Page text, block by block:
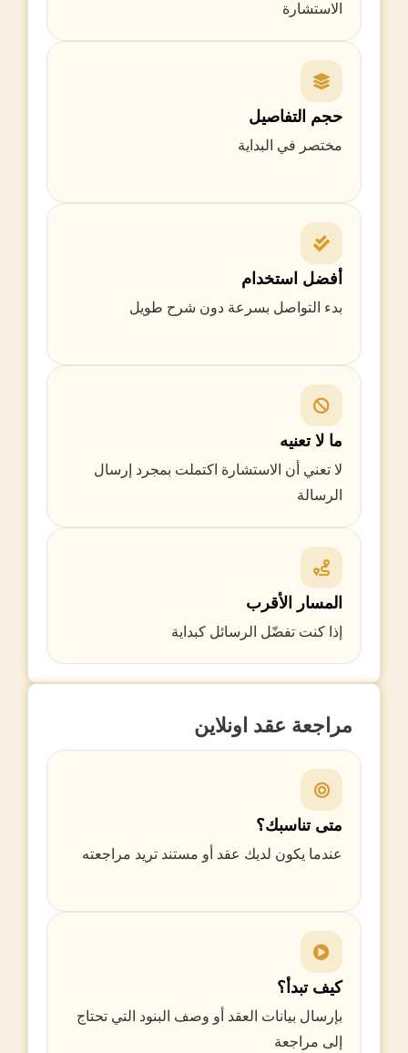
الاستشارة
حجم التفاصيل
مختصر في البداية
أفضل استخدام
بدء التواصل بسرعة دون شرح طويل
ما لا تعنيه
لا تعني أن الاستشارة اكتملت بمجرد إرسال
الرسالة
المسار الأقرب
إذا كنت تفضّل الرسائل كبداية
مراجعة عقد اونلاين
متى تناسبك؟
عندما يكون لديك عقد أو مستند تريد مراجعته
كيف تبدأ؟
بإرسال بيانات العقد أو وصف البنود التي تحتاج
إلى مراجعة